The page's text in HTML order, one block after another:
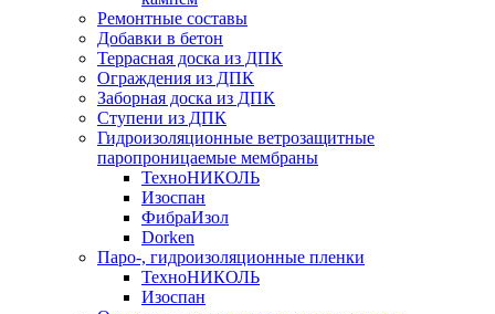
Ремонтные составы
Добавки в бетон
Террасная доска из ДПК
Ограждения из ДПК
Заборная доска из ДПК
Ступени из ДПК
Гидроизоляционные ветрозащитные
паропроницаемые мембраны
ТехноНИКОЛЬ
Изоспан
ФибраИзол
Dorken
Паро-, гидроизоляционные пленки
ТехноНИКОЛЬ
Изоспан